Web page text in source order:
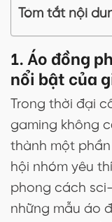
Tóm tắt nội
1. Áo đồng
nổi bật của
Trong thời đại
gaming không
thành một
hội nhóm yêu
phong cách
những mẫu áo